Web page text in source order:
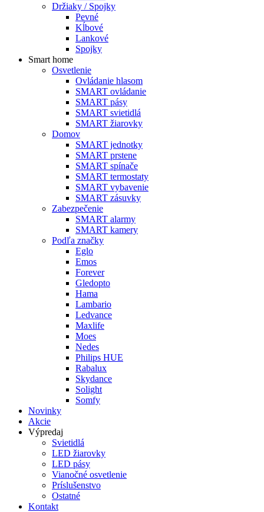
Držiaky / Spojky
Pevné
Kĺbové
Lankové
Spojky
Smart home
Osvetlenie
Ovládanie hlasom
SMART ovládanie
SMART pásy
SMART svietidlá
SMART žiarovky
Domov
SMART jednotky
SMART prstene
SMART spínače
SMART termostaty
SMART vybavenie
SMART zásuvky
Zabezpečenie
SMART alarmy
SMART kamery
Podľa značky
Eglo
Emos
Forever
Gledopto
Hama
Lambario
Ledvance
Maxlife
Moes
Nedes
Philips HUE
Rabalux
Skydance
Solight
Somfy
Novinky
Akcie
Výpredaj
Svietidlá
LED žiarovky
LED pásy
Vianočné osvetlenie
Príslušenstvo
Ostatné
Kontakt